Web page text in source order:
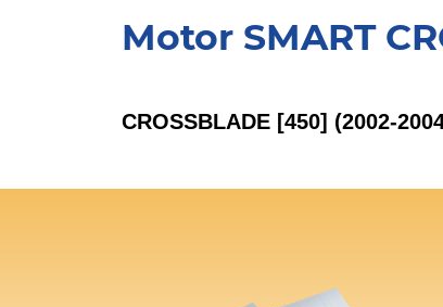
Motor SMART
CROSSBLADE [450] (2002-